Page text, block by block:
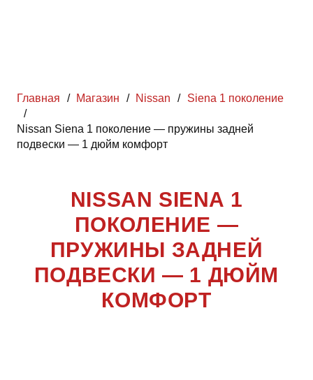
Главная / Магазин / Nissan /
Siena 1 поколение
/
Nissan Siena 1 поколение — пружины задней
подвески — 1 дюйм комфорт
NISSAN SIENA 1
ПОКОЛЕНИЕ —
ПРУЖИНЫ ЗАДНЕЙ
ПОДВЕСКИ — 1 ДЮЙМ
КОМФОРТ